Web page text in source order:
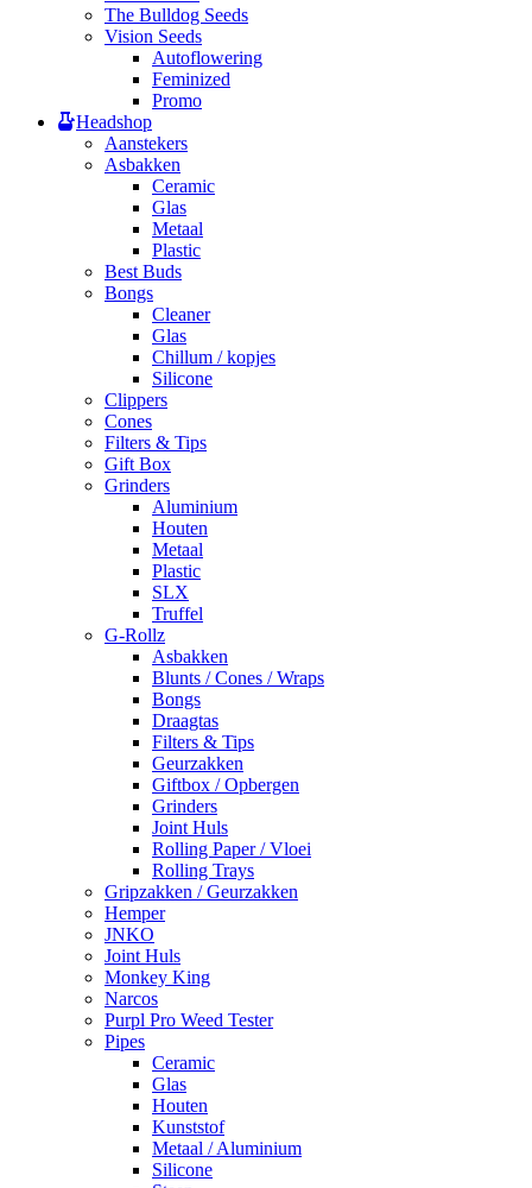
The Bulldog Seeds
Vision Seeds
Autoflowering
Feminized
Promo
Headshop
Aanstekers
Asbakken
Ceramic
Glas
Metaal
Plastic
Best Buds
Bongs
Cleaner
Glas
Chillum / kopjes
Silicone
Clippers
Cones
Filters & Tips
Gift Box
Grinders
Aluminium
Houten
Metaal
Plastic
SLX
Truffel
G-Rollz
Asbakken
Blunts / Cones / Wraps
Bongs
Draagtas
Filters & Tips
Geurzakken
Giftbox / Opbergen
Grinders
Joint Huls
Rolling Paper / Vloei
Rolling Trays
Gripzakken / Geurzakken
Hemper
JNKO
Joint Huls
Monkey King
Narcos
Purpl Pro Weed Tester
Pipes
Ceramic
Glas
Houten
Kunststof
Metaal / Aluminium
Silicone